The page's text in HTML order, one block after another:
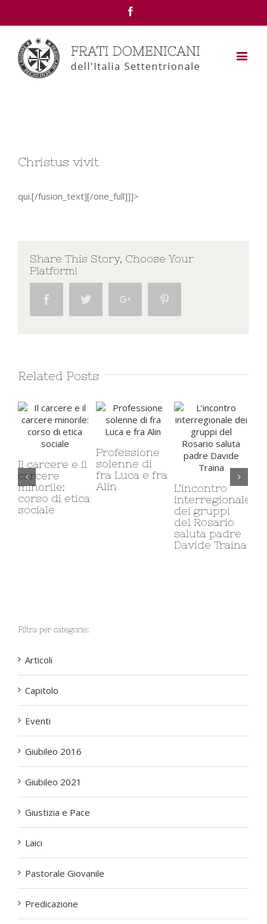
Larger
Christus vivit
qui.[/fusion_text][/one_full]]]>
Share This Story, Choose Your
Platform!
Facebook Twitter Google+
Related Posts
Il carcere e il
carcere
minorile:
corso di etica
sociale
Professione
solenne di
fra Luca e fra
Alin
L’incontro
interregionale
dei gruppi
del Rosario
saluta padre
Davide Traina
Filtra per categorie:
Articoli
Capitolo
Eventi
Giubileo 2016
Giubileo 2021
Giustizia e Pace
Laici
Pastorale Giovanile
Predicazione